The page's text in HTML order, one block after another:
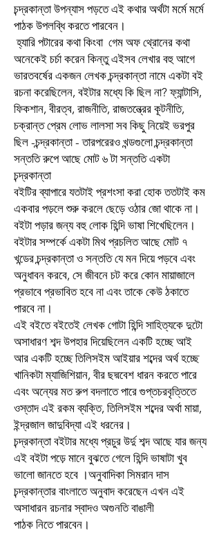
চন্দ্রকান্তা উপন্যাস পড়তে এই কথার অর্থটা মর্মে মর্মে
পাঠক উপলব্ধি করতে পারবেন।
হ্যারি পটারের কথা কিংবা গেম অফ থ্রোনের কথা
অনেকেই চর্চা করেন কিন্তু এইসব লেখার বহু আগে
ভারতবর্ষের একজন লেখক চন্দ্রকান্তা নামে একটা বই
রচনা করেছিলেন, বইটার মধ্যে কি ছিল না? ফ্যান্টাসি,
ফিকশান, বীরত্ব, রাজনীতি, রাজতন্ত্রের কূটনীতি,
চক্রান্ত প্রেম লোভ লালসা সব কিছু নিয়েই ভরপুর
ছিল -চন্দ্রকান্তা - তারপরেরও খন্ডগুলো চন্দ্রকান্তা
সন্ততি রুপে আছে মোট ৬ টা সন্ততি একটা
চন্দ্রকান্তা
বইটির ব্যাপারে যতটাই প্রশংসা করা হোক ততটাই কম
একবার পড়লে শুরু করলে ছেড়ে ওঠার জো থাকে না।
বইটা পড়ার জন্য বহু লোক হিন্দি ভাষা শিখেছিলেন।
বইটার সম্পর্কে একটা মিথ প্রচলিত আছে মোট ৭
খন্ডের চন্দ্রকান্তা ও সন্ততি যে মন দিয়ে পড়বে এবং
অনুধাবন করবে, সে জীবনে চট করে কোন মায়াজালে
প্রভাবে প্রভাবিত হবে না এবং তাকে কেউ ঠকাতে
পারবে না।
এই বইতে বইতেই লেখক গোটা হিন্দি সাহিত্যকে দুটো
অসাধারণ শব্দ উপহার দিয়েছিলেন একটি হচ্ছে আই
আর একটি হচ্ছে তিলিসইম আইয়ার শব্দের অর্থ হচ্ছে
খানিকটা ম্যাজিশিয়ান, বীর ছদ্মবেশ ধারন করতে পারে
এবং অন্যের মত রুপ বদলাতে পারে গুপ্তচরবৃত্তিতে
ওস্তাদ এই রকম ব্যক্তি, তিলিসইম শব্দের অর্থা মায়া,
ইন্দ্রজাল জাদুবিদ্যা এই ধরনের।
চন্দ্রকান্তা বইটার মধ্যে প্রচুর উর্দু শব্দ আছে যার জন্য
এই বইটা পড়ে মানে বুঝতে গেলে হিন্দি ভাষাটা খুব
ভালো জানতে হবে ।অনুবাদিকা সিমরান দাস
চন্দ্রকান্তার বাংলাতে অনুবাদ করেছেন এখন এই
অসাধারন রচনার স্বাদও অগুনতি বাঙালী
পাঠক নিতে পারবেন।